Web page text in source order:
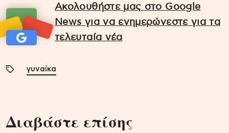
Ακολουθήστε μας στο Google
News για να ενημερώνεστε για τα
τελευταία νέα
γυναίκα
Διαβάστε επίσης